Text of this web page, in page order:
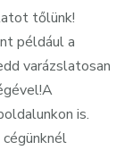
tőlünk!
például a
varázslatosan
is.